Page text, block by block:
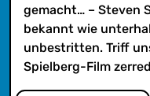
gemacht… – Steven
bekannt wie
unbestritten. Triff
Spielberg-Film